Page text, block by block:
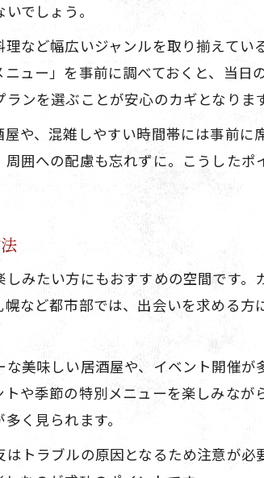
でしょう。
など幅広いジャンルを取り揃えて
ュー」を事前に調べておくと、当
ンを選ぶことが安心のカギとなります
や、混雑しやすい時間帯には事前
囲への配慮も忘れずに。こうした
みたい方にもおすすめの空間です
など都市部では、出会いを求める
美味しい居酒屋や、イベント開催
や季節の特別メニューを楽しみな
く見られます。
トラブルの原因となるため注意が